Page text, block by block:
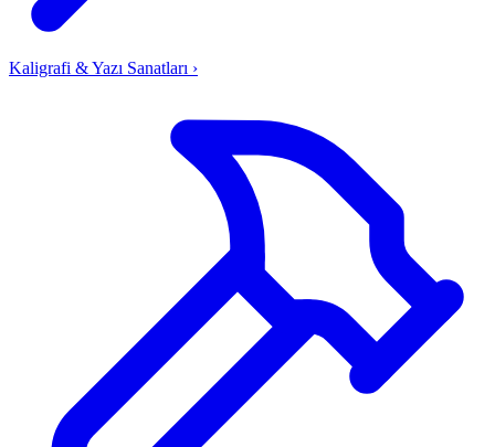
Kaligrafi & Yazı Sanatları ›